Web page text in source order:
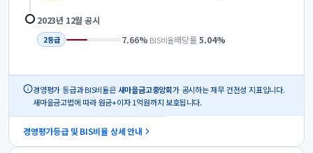
2023년 12월 공시
2등급 7.66% BIS비율배당률 5.04%
경영평가 등급과 BIS비율은 새마을금고중앙회가 공시하는 재무 건전성 지표입니다.
새마을금고법에 따라 원금+이자 1억원까지 보호됩니다.
경영평가등급 및 BIS비율 상세 안내